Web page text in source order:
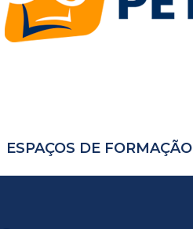
ESPAÇOS DE FORMAÇÃO